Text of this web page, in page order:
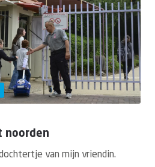
noorden
van mijn vriendin.